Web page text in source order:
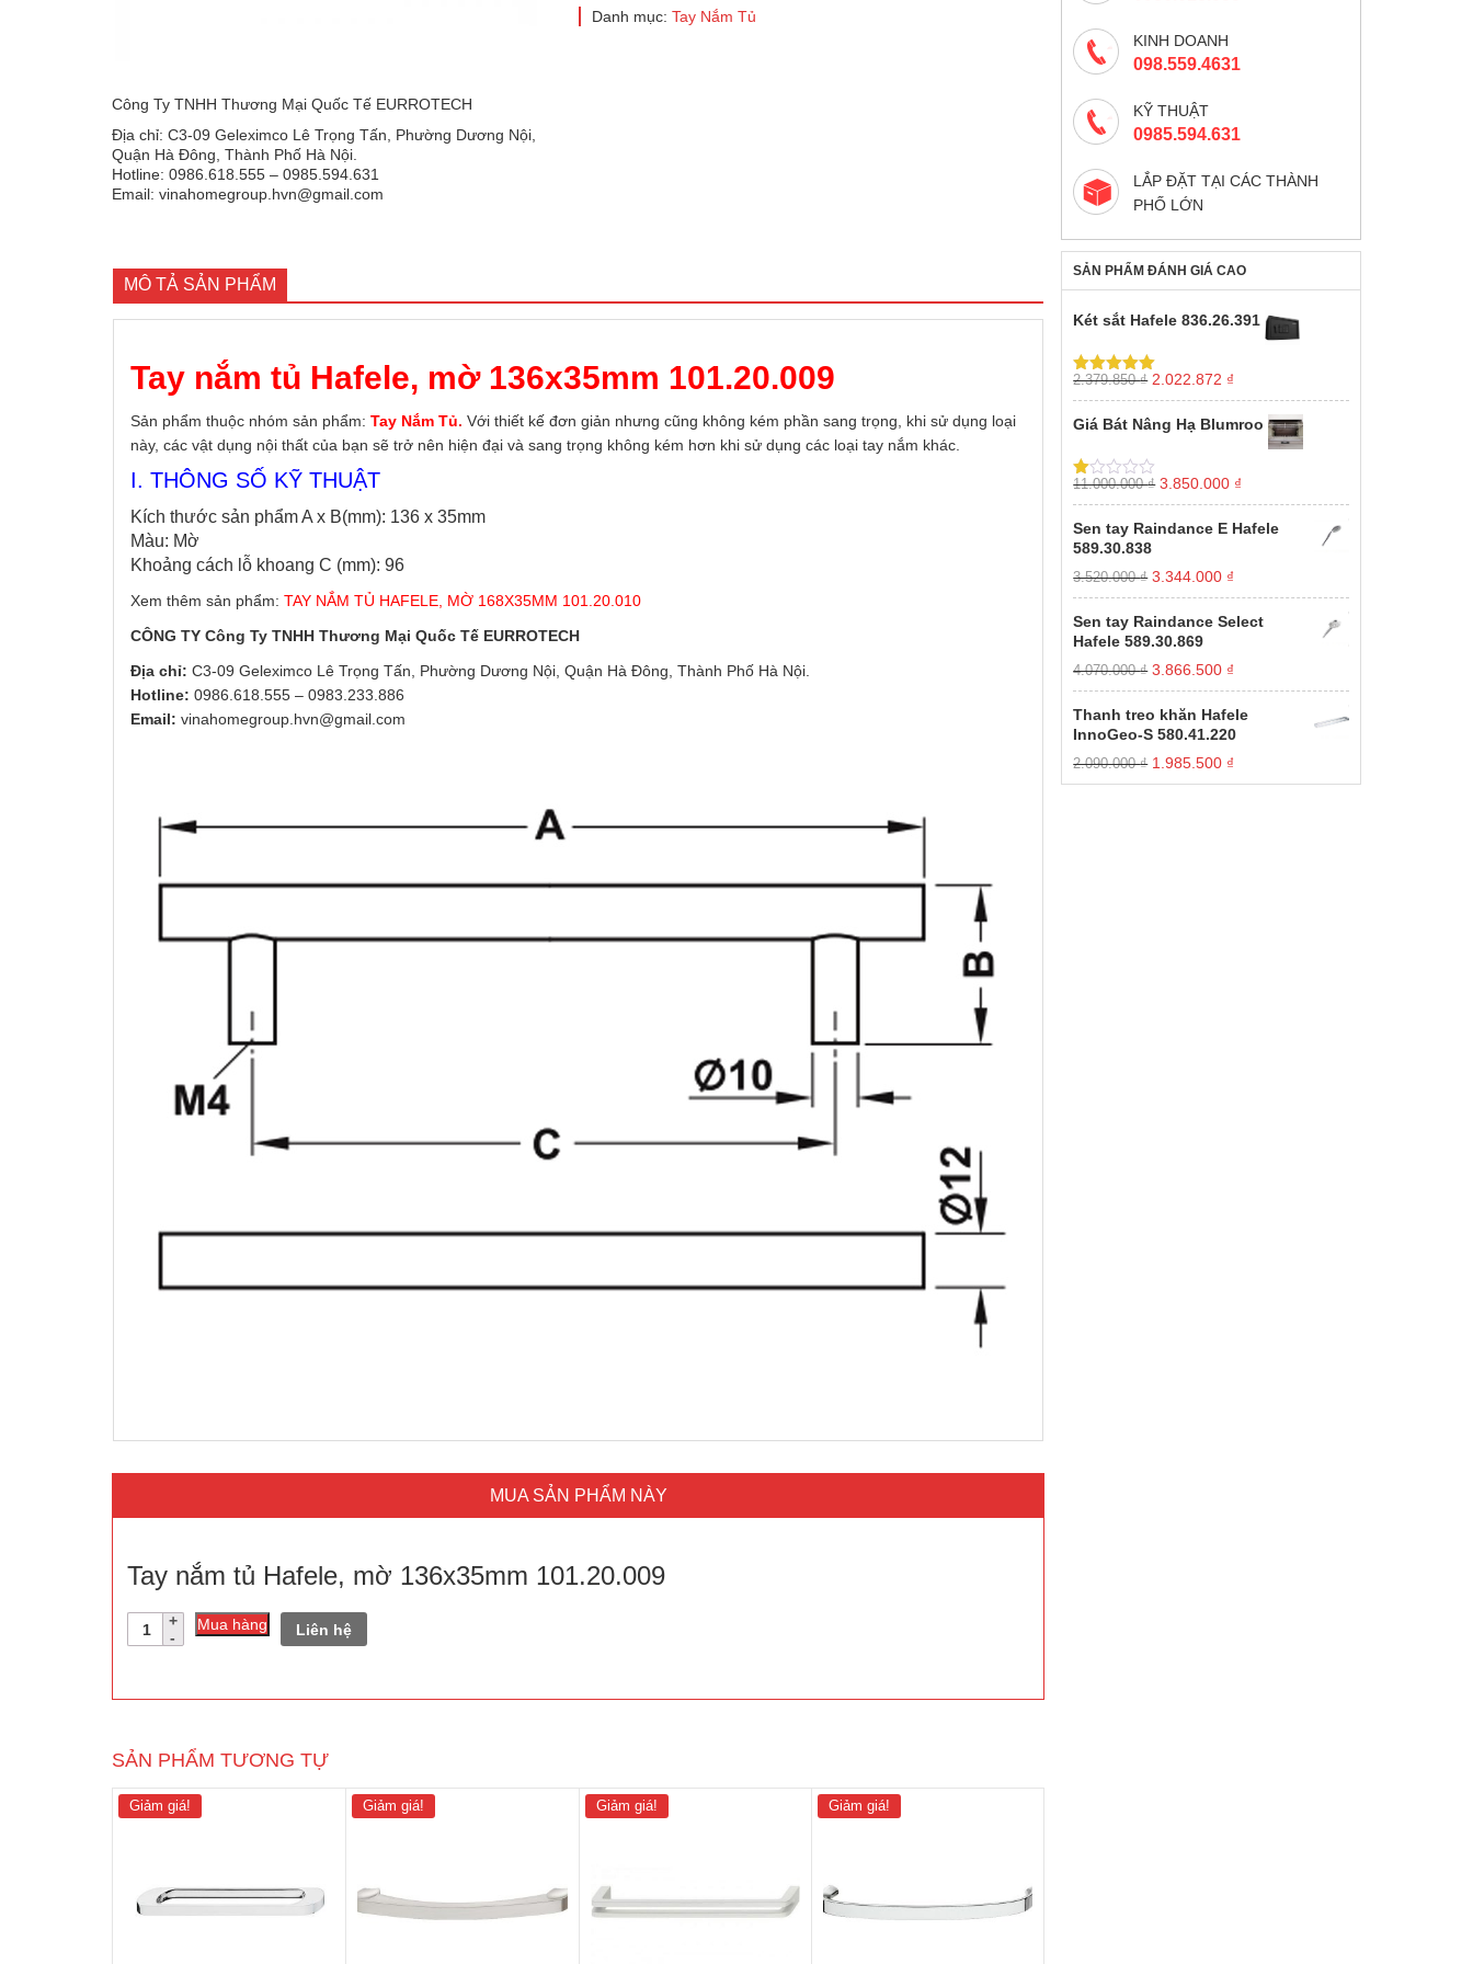
Công Ty TNHH Thương Mại Quốc Tế EURROTECH
Địa chỉ: C3-09 Geleximco Lê Trọng Tấn, Phường Dương Nội,
Quận Hà Đông, Thành Phố Hà Nội.
Hotline: 0986.618.555 – 0985.594.631
Email: vinahomegroup.hvn@gmail.com
Danh mục: Tay Nắm Tủ
MÔ TẢ SẢN PHẨM
Tay nắm tủ Hafele, mờ 136x35mm 101.20.009
Sản phẩm thuộc nhóm sản phẩm: Tay Nắm Tủ. Với thiết kế đơn giản nhưng cũng không kém phần sang trọng, khi sử dụng loại
này, các vật dụng nội thất của bạn sẽ trở nên hiện đại và sang trọng không kém hơn khi sử dụng các loại tay nắm khác.
I. THÔNG SỐ KỸ THUẬT
Kích thước sản phẩm A x B(mm): 136 x 35mm
Màu: Mờ
Khoảng cách lỗ khoang C (mm): 96
Xem thêm sản phẩm: TAY NẮM TỦ HAFELE, MỜ 168X35MM 101.20.010
CÔNG TY Công Ty TNHH Thương Mại Quốc Tế EURROTECH
Địa chỉ: C3-09 Geleximco Lê Trọng Tấn, Phường Dương Nội, Quận Hà Đông, Thành Phố Hà Nội.
Hotline: 0986.618.555 – 0983.233.886
Email: vinahomegroup.hvn@gmail.com
MUA SẢN PHẨM NÀY
Tay nắm tủ Hafele, mờ 136x35mm 101.20.009
Số
lượng
Mua hàng Liên hệ
SẢN PHẨM TƯƠNG TỰ
Giảm giá! Giảm giá! Giảm giá! Giảm giá!
KINH DOANH
098.559.4631
KỸ THUẬT
0985.594.631
LẮP ĐẶT TẠI CÁC THÀNH
PHỐ LỚN
SẢN PHẨM ĐÁNH GIÁ CAO
Két sắt Hafele 836.26.391
Được xếp
hạng5.005
sao
2.379.850₫ Giá
gốc
2.379.850 ₫.
2.022.872 ₫
hiện
Giá Bát Nâng Hạ Blumroo
Được
xếp
hạng
1.00
5
11.000.000₫ Giá
gốc
là:
3.850.000 ₫
hiện
tại
Sen tay Raindance E Hafele
589.30.838
3.520.000₫ Giá
gốc
là:
3.520.000 ₫.
3.344.000 ₫
hiện
tại
Sen tay Raindance Select
Hafele 589.30.869
4.070.000₫ Giá
gốc
là:
4.070.000 ₫.
3.866.500 ₫
hiện
tại
là:
Thanh treo khăn Hafele
InnoGeo-S 580.41.220
2.090.000₫ Giá
gốc
1.985.500 ₫
hiện